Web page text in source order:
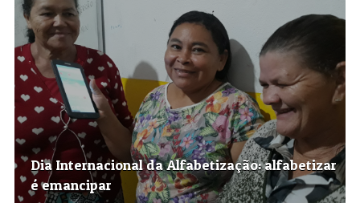
Dia Internacional da Alfabetização: alfabetizar
é emancipar